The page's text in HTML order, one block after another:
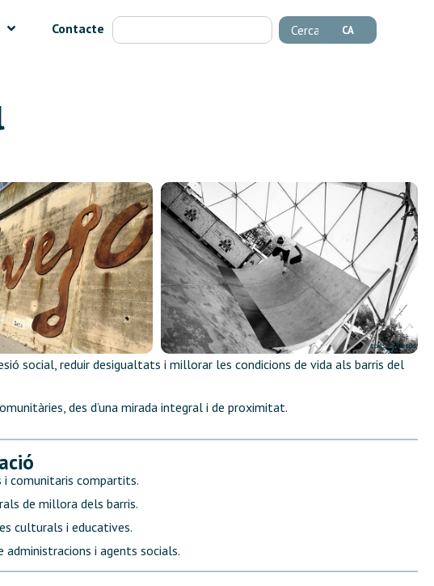
Contacte Cerca CA
social, reduir desigualtats i millorar les condicions de vida als barris del
des d’una mirada integral i de proximitat.
i comunitaris compartits.
de millora dels barris.
culturals i educatives.
administracions i agents socials.